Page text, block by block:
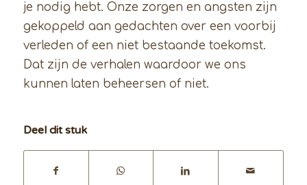
je nodig hebt. Onze zorgen en angsten zijn
gekoppeld aan gedachten over een voorbij
verleden of een niet bestaande toekomst.
Dat zijn de verhalen waardoor we ons
kunnen laten beheersen of niet.
Deel dit stuk